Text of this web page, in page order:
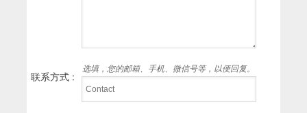
联系方式 :
选填，您的邮箱、手机、微信号等，以便回复。